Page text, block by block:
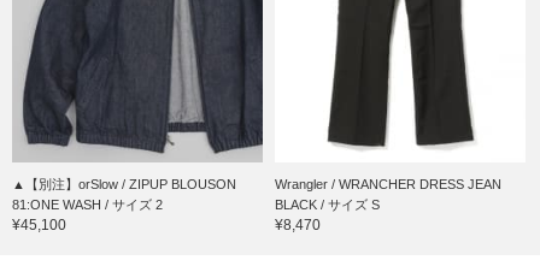
▲【別注】orSlow / ZIPUP BLOUSON
81:ONE WASH / サイズ 2
¥45,100
Wrangler / WRANCHER DRESS JEAN
BLACK / サイズ S
¥8,470